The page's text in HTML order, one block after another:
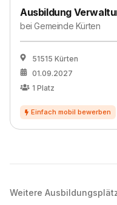
Ausbildung
beiGemeinde Kürten
51515 Kürten
01.09.2027
1 Platz
Weitere